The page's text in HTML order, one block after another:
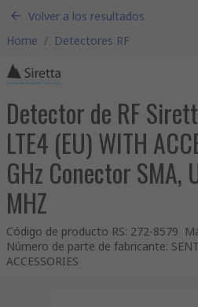
Volver a los resultados
Home / Detectores RF
Detector de RF
LTE4 (EU) WITH
GHz Conector SMA,
MHZ
Código de producto RS: 272-8579
Número de parte de fabricante:
ACCESSORIES